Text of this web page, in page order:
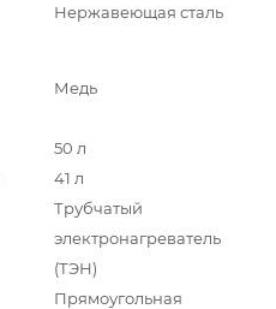
Нержавеющая сталь
Медь
50 л
41 л
Трубчатый
электронагреватель
(ТЭН)
Прямоугольная